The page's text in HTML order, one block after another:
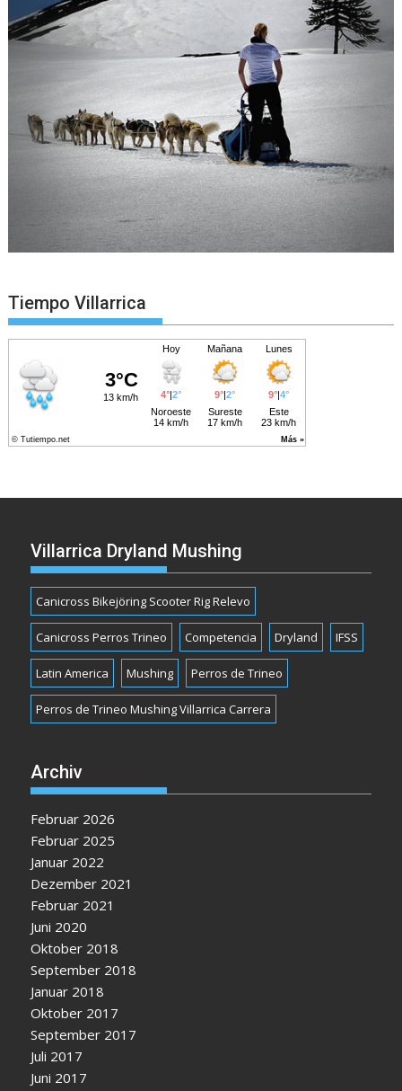
Tiempo Villarrica
Villarrica Dryland Mushing
Canicross Bikejöring Scooter Rig Relevo
Canicross Perros Trineo Competencia Dryland IFSS
Latin America Mushing Perros de Trineo
Perros de Trineo Mushing Villarrica Carrera
Archiv
Februar 2026
Februar 2025
Januar 2022
Dezember 2021
Februar 2021
Juni 2020
Oktober 2018
September 2018
Januar 2018
Oktober 2017
September 2017
Juli 2017
Juni 2017